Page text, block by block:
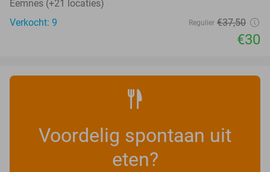
Eemnes (+21 locaties)
Verkocht: 9
Regulier €37,50
€30
Voordelig spontaan uit
eten?